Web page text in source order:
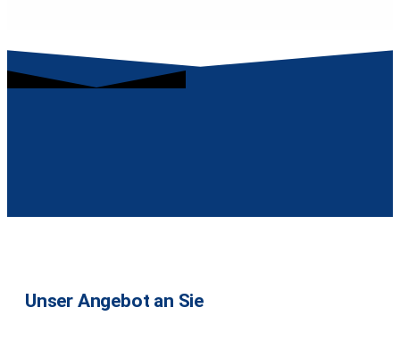
Unser Angebot an Sie